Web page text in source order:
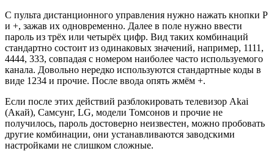
С пульта дистанционного управления нужно нажать кнопки Р
и +, зажав их одновременно. Далее в поле нужно ввести
пароль из трёх или четырёх цифр. Вид таких комбинаций
стандартно состоит из одинаковых значений, например, 1111,
4444, 333, совпадая с номером наиболее часто используемого
канала. Довольно нередко используются стандартные коды в
виде 1234 и прочие. После ввода опять жмём +.
Если после этих действий разблокировать телевизор Akai
(Акай), Самсунг, LG, модели Томсонов и прочие не
получилось, пароль достоверно неизвестен, можно пробовать
другие комбинации, они устанавливаются заводскими
настройками не слишком сложные.